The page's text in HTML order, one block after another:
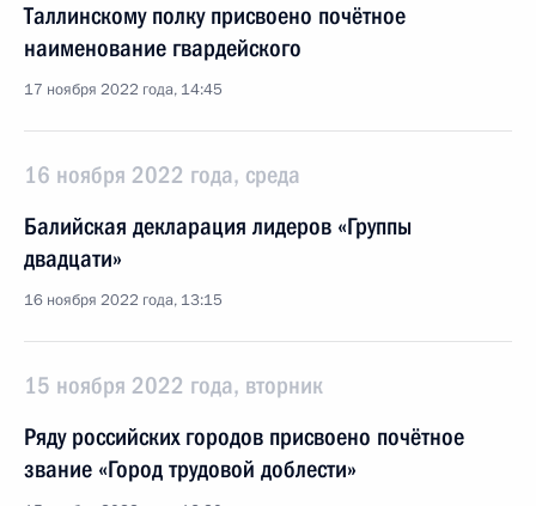
Таллинскому полку присвоено почётное
наименование гвардейского
17 ноября 2022 года, 14:45
16 ноября 2022 года, среда
Балийская декларация лидеров «Группы
двадцати»
16 ноября 2022 года, 13:15
15 ноября 2022 года, вторник
Ряду российских городов присвоено почётное
звание «Город трудовой доблести»